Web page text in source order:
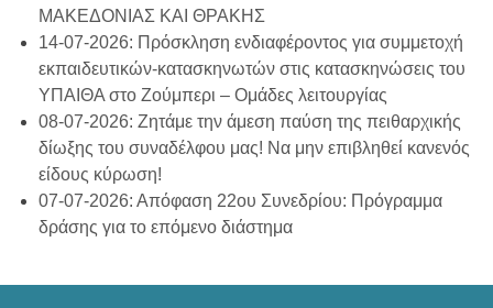
ΜΑΚΕΔΟΝΙΑΣ ΚΑΙ ΘΡΑΚΗΣ
14-07-2026: Πρόσκληση ενδιαφέροντος για συμμετοχή
εκπαιδευτικών-κατασκηνωτών στις κατασκηνώσεις του
ΥΠΑΙΘΑ στο Ζούμπερι – Ομάδες λειτουργίας
08-07-2026: Ζητάμε την άμεση παύση της πειθαρχικής
δίωξης του συναδέλφου μας! Να μην επιβληθεί κανενός
είδους κύρωση!
07-07-2026: Απόφαση 22ου Συνεδρίου: Πρόγραμμα
δράσης για το επόμενο διάστημα